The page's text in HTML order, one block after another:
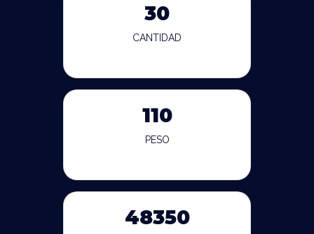
30
CANTIDAD
110
PESO
48350